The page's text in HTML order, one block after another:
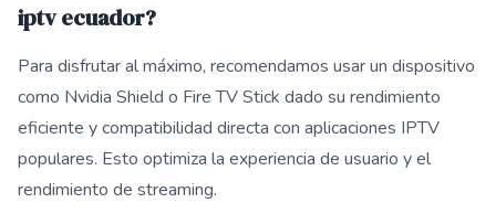
iptv ecuador?
Para disfrutar al máximo, recomendamos usar un dispositivo
como Nvidia Shield o Fire TV Stick dado su rendimiento
eficiente y compatibilidad directa con aplicaciones IPTV
populares. Esto optimiza la experiencia de usuario y el
rendimiento de streaming.